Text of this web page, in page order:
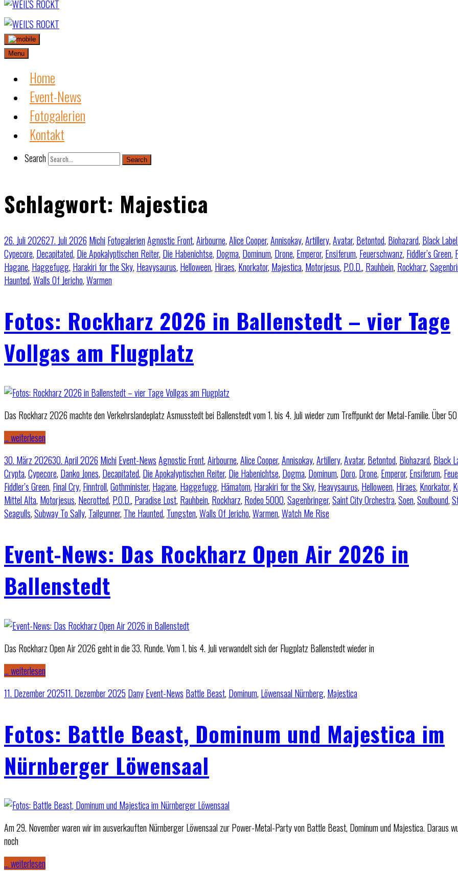
Skip
to
content
Menu
Home
Event-News
Fotogalerien
Kontakt
Search Search
Schlagwort: Majestica
26. Juli 202627. Juli 2026 Michi FotogalerienAgnostic Front,Airbourne,Alice Cooper,Annisokay,Artillery,Avatar, Betontod, Biohazard, Black
Cypecore, Decapitated, Die Apokalyptischen Reiter, Die Habenichtse, Dogma, Dominum, Drone, Emperor, Ensiferum, Feuerschwanz, Fiddler’s Green,
Hagane, Haggefugg, Harakiri for the Sky, Heavysaurus, Helloween, Hiraes, Knorkator, Majestica, Motorjesus, P.O.D., Rauhbein, Rockharz,
Haunted,Walls Of Jericho,Warmen
Fotos: Rockharz 2026 in Ballenstedt – vier Tage
Vollgas am Flugplatz
Das Rockharz 2026 machte den Verkehrslandeplatz Asmusstedt bei Ballenstedt vom 1. bis 4. Juli wieder zum Treffpunkt der Metal-Familie. Über
… weiterlesen
30. März 202630. April 2026 Michi Event-NewsAgnostic Front,Airbourne,Alice Cooper,Annisokay,Artillery,Avatar, Betontod, Biohazard, Black
Crypta,Cypecore, Danko Jones, Decapitated, Die Apokalyptischen Reiter, Die Habenichtse, Dogma, Dominum, Doro, Drone, Emperor, Ensiferum,
Fiddler’s Green, Final Cry, Finntroll,Gothminister, Hagane, Haggefugg, Hämatom, Harakiri for the Sky, Heavysaurus, Helloween, Hiraes, Knorkator,
Mittel Alta, Motorjesus, Necrotted, P.O.D., Paradise Lost, Rauhbein, Rockharz, Rodeo 5000,Sagenbringer,Saint City Orchestra,Soen,Soulbound,
Seagulls,Subway To Sally, Tailgunner, The Haunted, Tungsten,Walls Of Jericho,Warmen,Watch Me Rise
Event-News: Das Rockharz Open Air 2026 in
Ballenstedt
Das Rockharz Open Air 2026 geht in die 33. Runde. Vom 1. bis 4. Juli verwandelt sich der Flugplatz Ballenstedt wieder in
… weiterlesen
11. Dezember 202511. Dezember 2025 DanyEvent-News Battle Beast, Dominum, Löwensaal Nürnberg, Majestica
Fotos: Battle Beast, Dominum und Majestica im
Nürnberger Löwensaal
Am 29. November waren wir im ausverkauften Nürnberger Löwensaal zur Power-Metal-Party von Battle Beast, Dominum und Majestica. Daraus
noch
… weiterlesen